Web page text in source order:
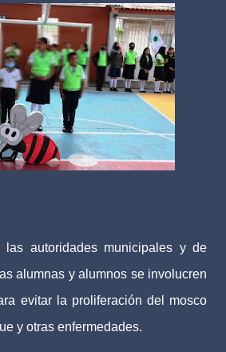
las autoridades municipales y de
alumnas y alumnos se involucren
evitar la proliferación del mosco
y otras enfermedades.